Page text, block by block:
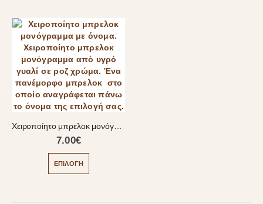
Χειροποίητο μπρελοκ μονόγραμμα με όνομα
7.00€
ΕΠΙΛΟΓΉ